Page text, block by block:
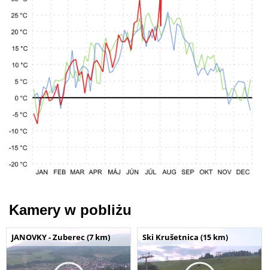
Kamery w pobliżu
JANOVKY - Zuberec (7 km) Ski Krušetnica (15 km)